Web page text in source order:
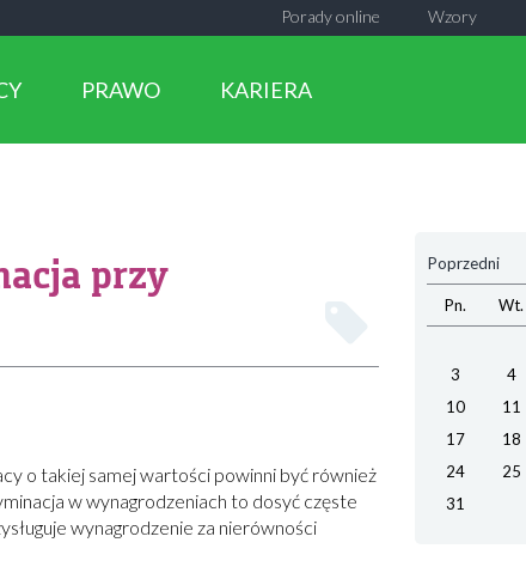
Wzory
Porady online
PRAWO KARIERA
przy
o takiej samej wartości powinni być również
w wynagrodzeniach to dosyć częste
wynagrodzenie za nierówności
Poprzedni
Pn. Wt.
3
4
10
11
17
18
24
25
31